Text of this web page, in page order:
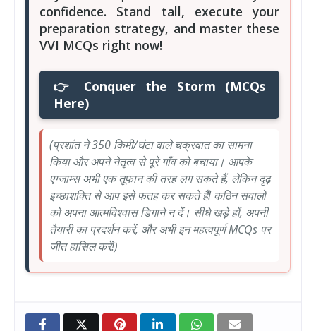
confidence. Stand tall, execute your
preparation strategy, and master these
VVI MCQs right now!
👉 Conquer the Storm (MCQs
Here)
(प्रशांत ने 350 किमी/घंटा वाले चक्रवात का सामना
किया और अपने नेतृत्व से पूरे गाँव को बचाया। आपके
एग्जाम्स अभी एक तूफान की तरह लग सकते हैं, लेकिन दृढ़
इच्छाशक्ति से आप इसे फतह कर सकते हैं! कठिन सवालों
को अपना आत्मविश्वास डिगाने न दें। सीधे खड़े हों, अपनी
तैयारी का प्रदर्शन करें, और अभी इन महत्वपूर्ण MCQs पर
जीत हासिल करें!)